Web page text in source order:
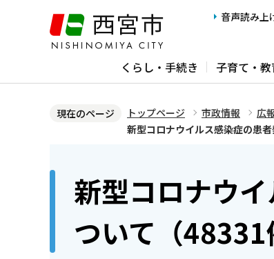
ジ
音声読み上
くらし・手続き 子育て・教
現在のページ トップページ 市政情報 広
新型コロナウイルス感染症の患
新型コロナウ
ついて（48331